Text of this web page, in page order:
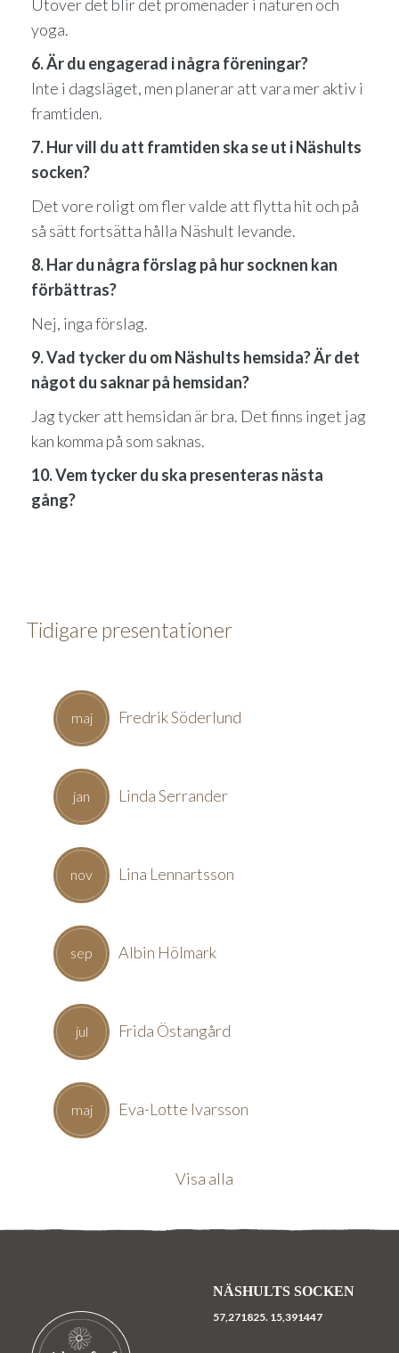
Tidigare presentationer
maj Fredrik Söderlund
jan Linda Serrander
nov Lina Lennartsson
sep Albin Hölmark
jul Frida Östangård
maj Eva-Lotte Ivarsson
Visa alla
Utöver det blir det promenader i naturen och
yoga.
6. Är du engagerad i några föreningar?
Inte i dagsläget, men planerar att vara mer aktiv i
framtiden.
7. Hur vill du att framtiden ska se ut i Näshults
socken?
Det vore roligt om fler valde att flytta hit och på
så sätt fortsätta hålla Näshult levande.
8. Har du några förslag på hur socknen kan
förbättras?
Nej, inga förslag.
9. Vad tycker du om Näshults hemsida? Är det
något du saknar på hemsidan?
Jag tycker att hemsidan är bra. Det finns inget jag
kan komma på som saknas.
10. Vem tycker du ska presenteras nästa
gång?
NÄSHULTS SOCKEN
57,271825. 15,391447